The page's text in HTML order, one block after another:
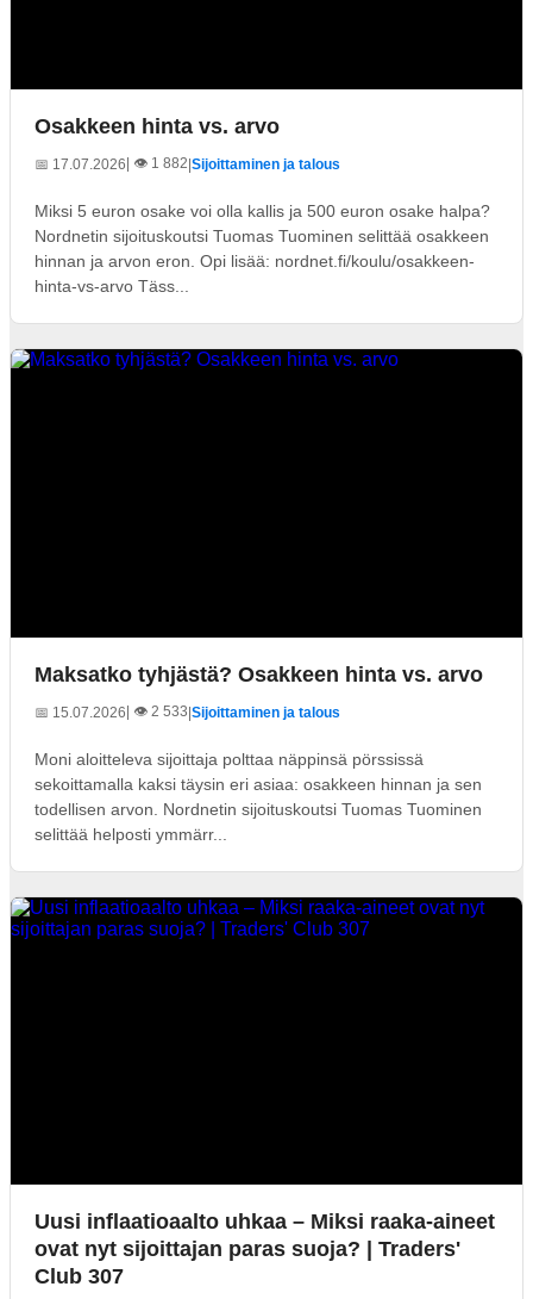
Osakkeen hinta vs. arvo
📅 17.07.2026| 👁️ 1 882 Sijoittaminen ja talous
Miksi 5 euron osake voi olla kallis ja 500 euron osake halpa?
Nordnetin sijoituskoutsi Tuomas Tuominen selittää osakkeen
hinnan ja arvon eron. Opi lisää: nordnet.fi/koulu/osakkeen-
hinta-vs-arvo Täss...
Maksatko tyhjästä? Osakkeen hinta vs. arvo
📅 15.07.2026| 👁️ 2 533 Sijoittaminen ja talous
Moni aloitteleva sijoittaja polttaa näppinsä pörssissä
sekoittamalla kaksi täysin eri asiaa: osakkeen hinnan ja sen
todellisen arvon. Nordnetin sijoituskoutsi Tuomas Tuominen
selittää helposti ymmärr...
Uusi inflaatioaalto uhkaa – Miksi raaka-aineet
ovat nyt sijoittajan paras suoja? | Traders'
Club 307